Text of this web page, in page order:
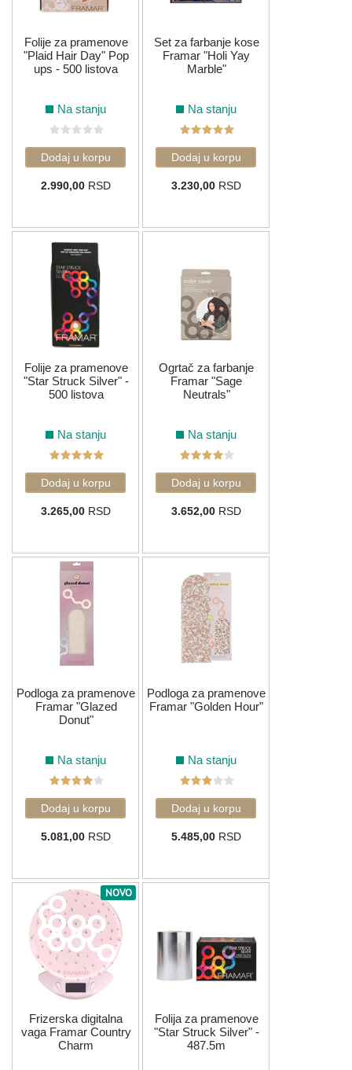
Folije za pramenove
"Plaid Hair Day" Pop
ups - 500 listova
Na stanju
2.990,00RSD
Set za farbanje kose
Framar "Holi Yay
Marble"
Na stanju
3.230,00RSD
Folije za pramenove
"Star Struck Silver" -
500 listova
Na stanju
3.265,00RSD
Ogrtač za farbanje
Framar "Sage
Neutrals"
Na stanju
3.652,00RSD
Podloga za pramenove
Framar "Glazed
Donut"
Na stanju
5.081,00RSD
Podloga za pramenove
Framar "Golden Hour"
Na stanju
5.485,00RSD
NOVO
Frizerska digitalna
vaga Framar Country
Charm
Folija za pramenove
"Star Struck Silver" -
487.5m